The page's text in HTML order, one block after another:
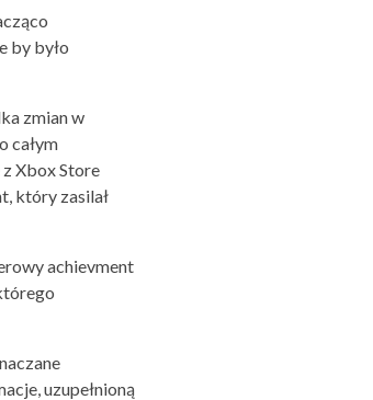
by było
zmian w
całym
Xbox Store
który zasilał
achievment
uzupełnioną